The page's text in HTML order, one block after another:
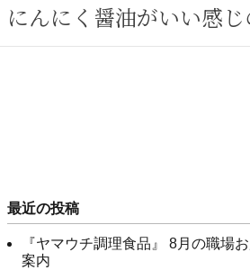
にんにく醤油がいい感
最近の投稿
『ヤマウチ調理食品』 8月の職場
案内